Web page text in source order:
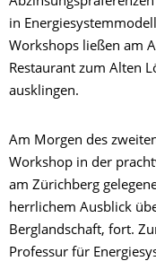
in
Workshops ließen am
Restaurant zum Alten
ausklingen.
Am Morgen des
Workshop in der
am Zürichberg
herrlichem Ausblick
Berglandschaft, fort.
Professur für